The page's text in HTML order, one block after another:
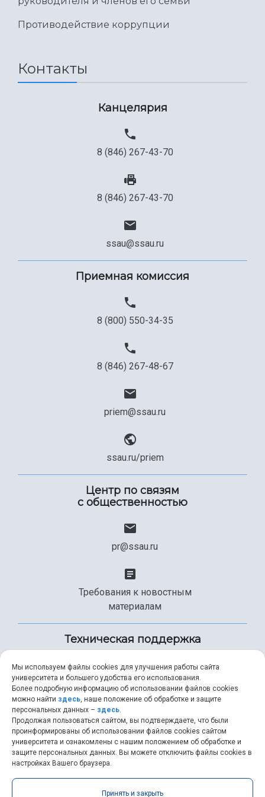
Международный межвузовский кампус
Сведения об образовательной организации
Противодействие коррупции
Контакты
Канцелярия
8 (846) 267-43-70
8 (846) 267-43-70
ssau@ssau.ru
Приемная комиссия
8 (800) 550-34-35
8 (846) 267-48-67
priem@ssau.ru
ssau.ru/priem
Центр по связям
с общественностью
pr@ssau.ru
Требования к новостным
материалам
Техническая поддержка
+7 (846) 267-49-99
help@ssau.ru
Самарский университет © 2026 |ssau.ru
Мы используем файлы cookies для улучшения работы сайта
университета и большего удобства его использования.
Более подробную информацию об использовании файлов cookies
можно найти здесь, наше положение об обработке и защите
персональных данных – здесь.
Продолжая пользоваться сайтом, вы подтверждаете, что были
проинформированы об использовании файлов cookies сайтом
университета и ознакомлены с нашим положением об обработке и
защите персональных данных. Вы можете отключить файлы cookies в
настройках Вашего браузера.
Принять и закрыть